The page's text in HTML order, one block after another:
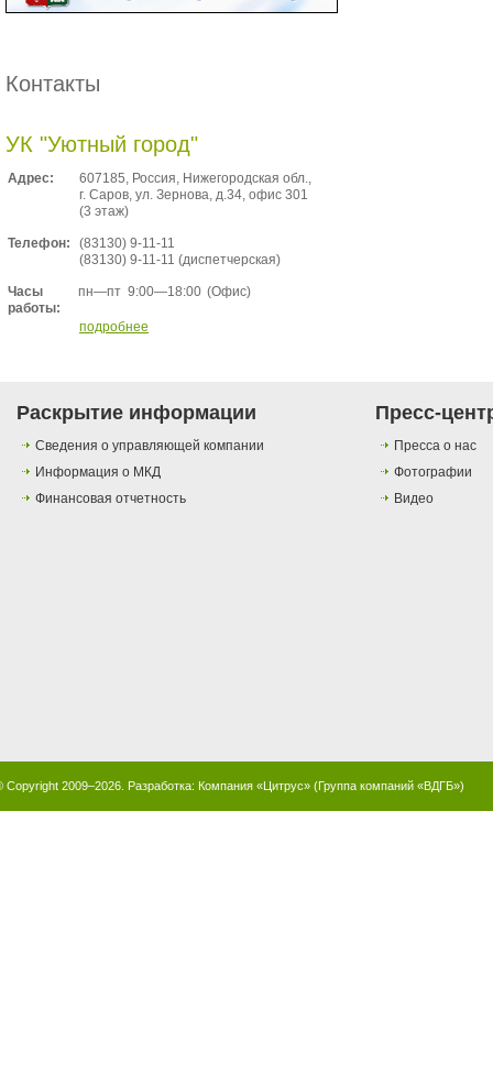
Контакты
УК "Уютный город"
Адрес:
607185, Россия, Нижегородская обл.,
г. Саров, ул. Зернова, д.34, офис 301
(3 этаж)
Телефон:
(83130) 9-11-11
(83130) 9-11-11 (диспетчерская)
Часы
работы:
пн—пт 9:00—18:00 (Офис)
подробнее
Раскрытие информации
Сведения о управляющей компании
Информация о МКД
Финансовая отчетность
Пресс-
Пресса о нас
Фотографии
Видео
Copyright 2009–2026. Разработка: Компания «Цитрус» (Группа компаний «ВДГБ»)